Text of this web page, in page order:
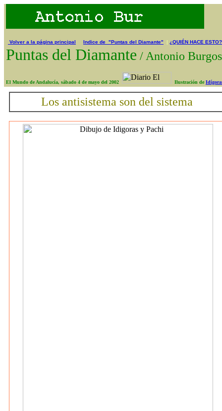
Volver a la página principal Indice de "Puntas del Diamante" | ¿QUIÉN HACE ESTO?
Puntas del Diamante / Antonio
El Mundo de Andalucía, sábado 4 de mayo del 2002 Ilustración de
Los antisistema son del sistema